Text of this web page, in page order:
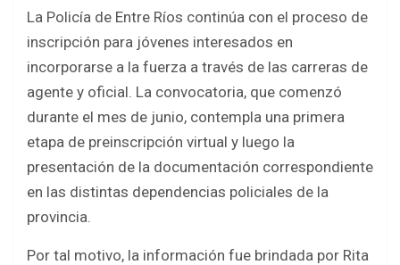
a
c
e
b
o
o
k
w
i
t
t
e
r
h
a
t
s
A
p
p
h
a
r
e
La Policía de Entre Ríos continúa con el proceso de
inscripción para jóvenes interesados en
incorporarse a la fuerza a través de las carreras de
agente y oficial. La convocatoria, que comenzó
durante el mes de junio, contempla una primera
etapa de preinscripción virtual y luego la
presentación de la documentación correspondiente
en las distintas dependencias policiales de la
provincia.
Por tal motivo, la información fue brindada por Rita